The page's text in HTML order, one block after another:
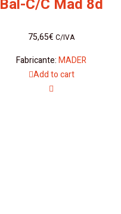
Bal-C/C Mad 8d
75,65€ C/IVA
Fabricante:MADER
Add to cart